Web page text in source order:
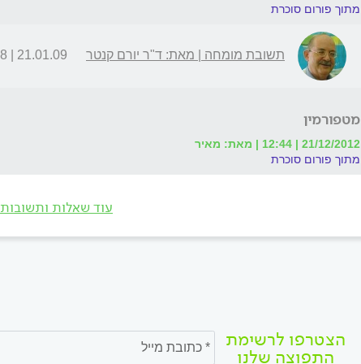
מתוך פורום סוכרת
תשובת מומחה | מאת: ד"ר יורם קנטר 21.01.09 | 21:08
מטפורמין
21/12/2012 | 12:44 | מאת: מאיר
מתוך פורום סוכרת
עוד שאלות ותשובות
הצטרפו לרשימת
התפוצה שלנו